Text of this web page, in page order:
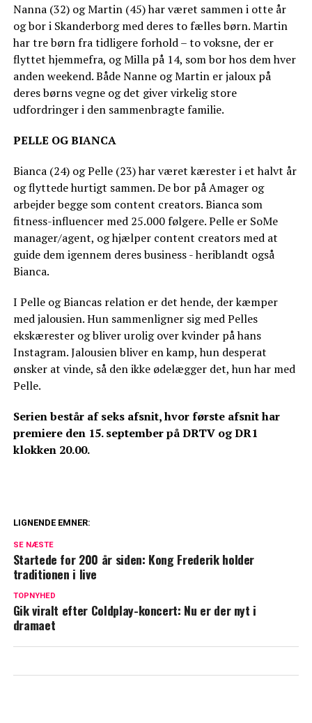
Nanna (32) og Martin (45) har været sammen i otte år
og bor i Skanderborg med deres to fælles børn. Martin
har tre børn fra tidligere forhold – to voksne, der er
flyttet hjemmefra, og Milla på 14, som bor hos dem hver
anden weekend. Både Nanne og Martin er jaloux på
deres børns vegne og det giver virkelig store
udfordringer i den sammenbragte familie.
PELLE OG BIANCA
Bianca (24) og Pelle (23) har været kærester i et halvt år
og flyttede hurtigt sammen. De bor på Amager og
arbejder begge som content creators. Bianca som
fitness-influencer med 25.000 følgere. Pelle er SoMe
manager/agent, og hjælper content creators med at
guide dem igennem deres business - heriblandt også
Bianca.
I Pelle og Biancas relation er det hende, der kæmper
med jalousien. Hun sammenligner sig med Pelles
ekskærester og bliver urolig over kvinder på hans
Instagram. Jalousien bliver en kamp, hun desperat
ønsker at vinde, så den ikke ødelægger det, hun har med
Pelle.
Serien består af seks afsnit, hvor første afsnit har
premiere den 15. september på DRTV og DR1
klokken 20.00.
Kate vil ikke tilgive
LIGNENDE EMNER:
SE NÆSTE
Startede for 200 år siden: Kong Frederik holder
traditionen i live
TOPNYHED
Gik viralt efter Coldplay-koncert: Nu er der nyt i
dramaet